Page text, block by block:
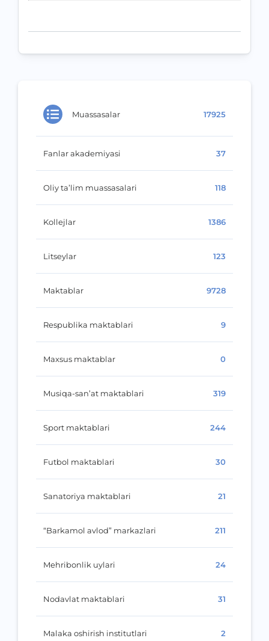
Muassasalar 17925
Fanlar akademiyasi 37
Oliy ta’lim muassasalari 118
Kollejlar 1386
Litseylar 123
Maktablar 9728
Respublika maktablari 9
Maxsus maktablar 0
Musiqa-san’at maktablari 319
Sport maktablari 244
Futbol maktablari 30
Sanatoriya maktablari 21
“Barkamol avlod” markazlari 211
Mehribonlik uylari 24
Nodavlat maktablari 31
Malaka oshirish institutlari 2